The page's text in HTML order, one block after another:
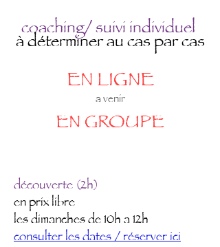
coaching/ suivi individuel
à déterminer au cas par cas
EN LIGNE
a venir
EN GROUPE
découverte (2h)
en prix libre
les dimanches de 10h a 12h
consulter les dates / réserver ici